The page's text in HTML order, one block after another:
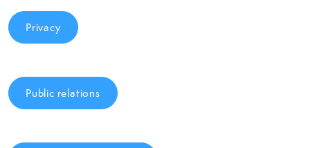
Privacy
Public relations